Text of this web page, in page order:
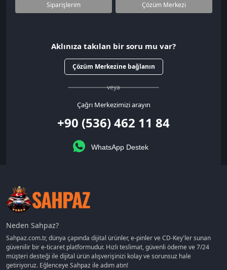
Siparişlerim Çözüm Merkezi
Aklınıza takılan bir soru mu var?
Çözüm Merkezine bağlanın
veya
Çağrı Merkezimizi arayın
+90 (536) 462 11 84
WhatsApp Destek
Neden Sahpaz?
Sahpaz.com.tr, dünya çapında dijital ürünler, e-pinler ve CD-Key'ler sunan
güvenilir bir e-ticaret platformudur. Hızlı teslimat, güvenli ödeme ve 7/24
müşteri desteği ile dijital ürün alışverişinizi kolay ve sorunsuz hale
getiriyoruz. Eğlenceye Sahpaz ile adım atın!